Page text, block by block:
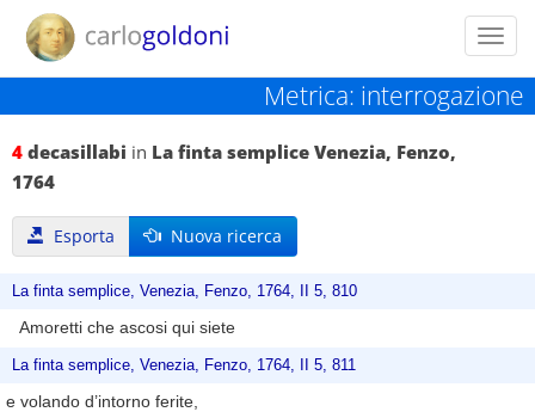
Metrica: interrogazione
4 decasillabi in La finta semplice Venezia, Fenzo,
1764
Esporta Nuova ricerca
La finta semplice, Venezia, Fenzo, 1764, II 5, 810
Amoretti che ascosi qui siete
La finta semplice, Venezia, Fenzo, 1764, II 5, 811
e volando d’intorno ferite,